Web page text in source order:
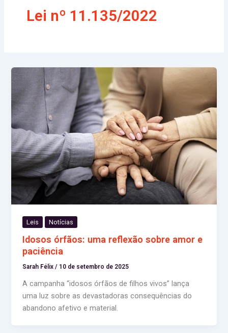
Lei nº 11.135/2022
Leis Notícias
Idosos órfãos: uma reflexão sobre amor e
paciência
Sarah Félix/ 10 de setembro de 2025
A campanha “idosos órfãos de filhos vivos” lança
uma luz sobre as devastadoras consequências do
abandono afetivo e material.